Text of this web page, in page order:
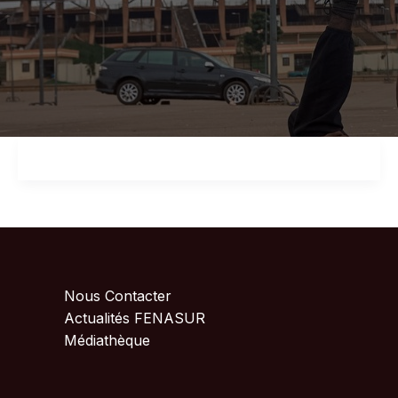
Nous Contacter
Actualités FENASUR
Médiathèque